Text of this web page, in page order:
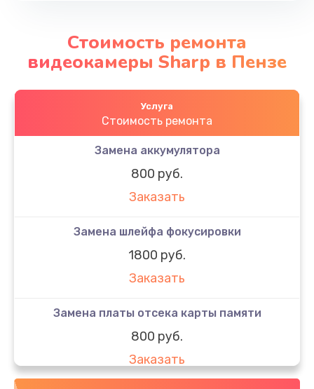
Стоимость ремонта
видеокамеры Sharp в Пензе
Услуга
Стоимость ремонта
Замена аккумулятора
800 руб.
Заказать
Замена шлейфа фокусировки
1800 руб.
Заказать
Замена платы отсека карты памяти
800 руб.
Заказать